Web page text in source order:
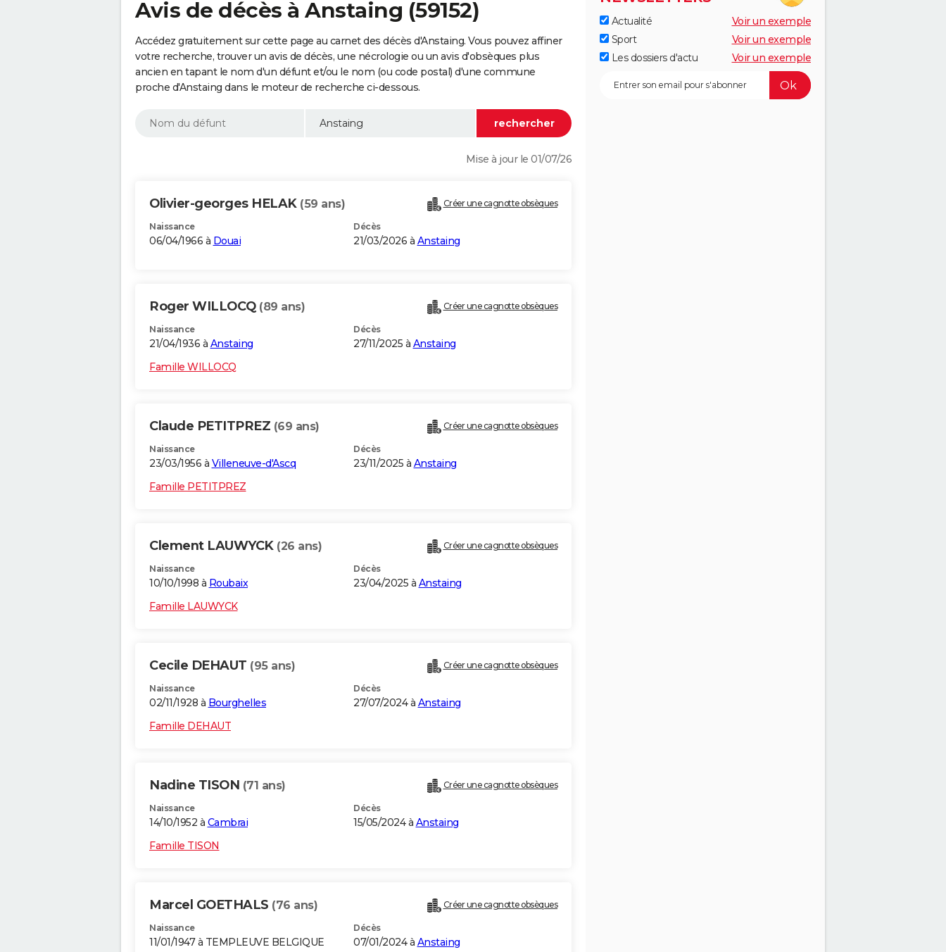
Avis de décès à Anstaing (59152)
Accédez gratuitement sur cette page au carnet des décès d'Anstaing. Vous pouvez affiner
votre recherche, trouver un avis de décès, une nécrologie ou un avis d'obsèques plus
ancien en tapant le nom d'un défunt et/ou le nom (ou code postal) d'une commune
proche d'Anstaing dans le moteur de recherche ci-dessous.
Mise à jour le 01/07/26
Olivier-georges HELAK (59 ans) Créer une cagnotte obsèques
Naissance
06/04/1966 à Douai
Décès
21/03/2026 à Anstaing
Roger WILLOCQ (89 ans) Créer une cagnotte obsèques
Naissance
21/04/1936 à Anstaing
Décès
27/11/2025 à Anstaing
Famille WILLOCQ
Claude PETITPREZ (69 ans) Créer une cagnotte obsèques
Naissance
23/03/1956 à Villeneuve-d'Ascq
Décès
23/11/2025 à Anstaing
Famille PETITPREZ
Clement LAUWYCK (26 ans) Créer une cagnotte obsèques
Naissance
10/10/1998 à Roubaix
Décès
23/04/2025 à Anstaing
Famille LAUWYCK
Cecile DEHAUT (95 ans) Créer une cagnotte obsèques
Naissance
02/11/1928 à Bourghelles
Décès
27/07/2024 à Anstaing
Famille DEHAUT
Nadine TISON (71 ans) Créer une cagnotte obsèques
Naissance
14/10/1952 à Cambrai
Décès
15/05/2024 à Anstaing
Famille TISON
Marcel GOETHALS (76 ans) Créer une cagnotte obsèques
Naissance
11/01/1947 à TEMPLEUVE BELGIQUE
Décès
07/01/2024 à Anstaing
Actualité
Voir un exemple
Sport
Voir un exemple
Les dossiers d'actu
Voir un exemple